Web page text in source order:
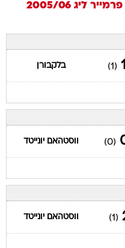
פרמייר ליג 2005/06
(1) בלקבורן
(0) ווסטהאם יונייטד
(1) ווסטהאם יונייטד